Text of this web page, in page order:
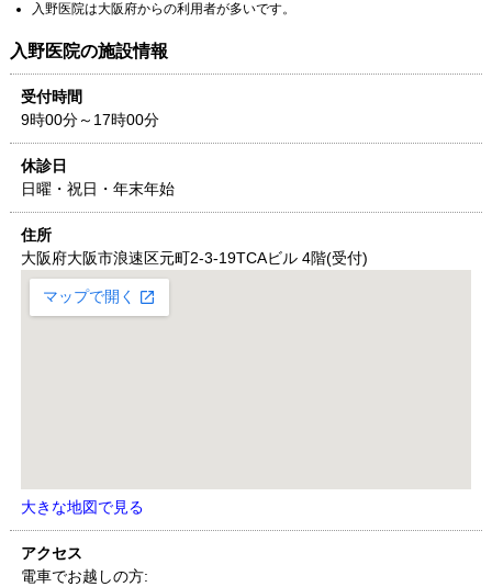
入野医院は大阪府からの利用者が多いです。
入野医院の施設情報
受付時間
9時00分～17時00分
休診日
日曜・祝日・年末年始
住所
大阪府大阪市浪速区元町2-3-19TCAビル 4階(受付)
大きな地図で見る
アクセス
電車でお越しの方: